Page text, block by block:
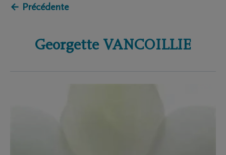
← Précédente
Georgette VANCOILLIE